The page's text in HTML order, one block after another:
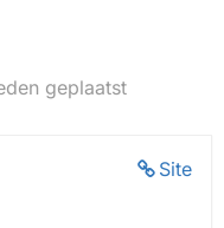
geplaatst
Site